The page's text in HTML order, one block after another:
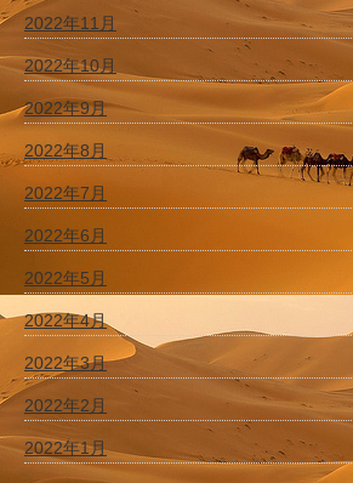
2022年11月
2022年10月
2022年9月
2022年8月
2022年7月
2022年6月
2022年5月
2022年4月
2022年3月
2022年2月
2022年1月